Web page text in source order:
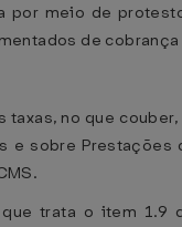
por meio de
de
taxas, no que
e sobre
trata o item